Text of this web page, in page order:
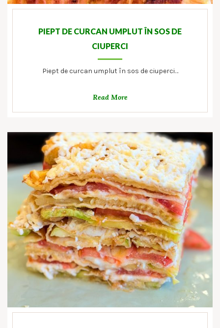
PIEPT DE CURCAN UMPLUT ÎN SOS DE
CIUPERCI
Piept de curcan umplut în sos de ciuperci…
Read More